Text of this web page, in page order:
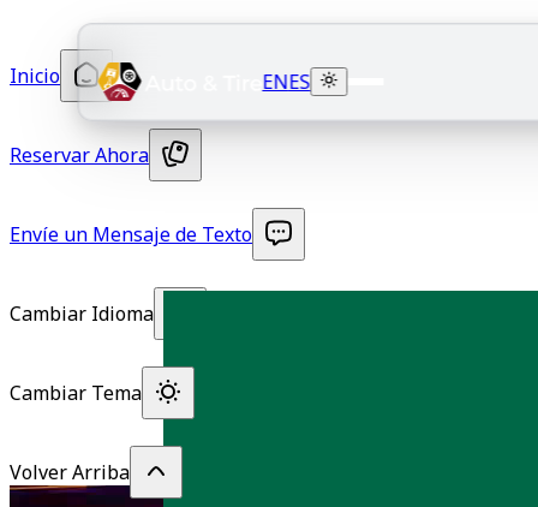
ENES
Inicio
Reservar Ahora
Envíe un Mensaje de Texto
Cambiar Idioma
Cambiar Tema
Volver Arriba